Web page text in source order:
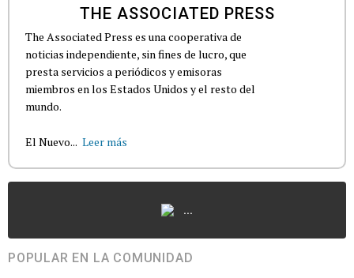
THE ASSOCIATED PRESS
The Associated Press es una cooperativa de
noticias independiente, sin fines de lucro, que
presta servicios a periódicos y emisoras
miembros en los Estados Unidos y el resto del
mundo.
El Nuevo... Leer más
...
POPULAR EN LA COMUNIDAD